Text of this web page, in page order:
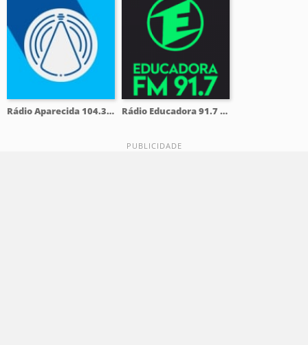
Rádio Aparecida 104.3 FM Rádio Educadora 91.7 FM